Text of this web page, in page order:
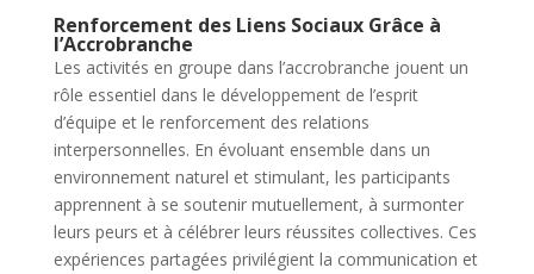
Renforcement des Liens Sociaux Grâce à
l’Accrobranche
Les activités en groupe dans l’accrobranche jouent un
rôle essentiel dans le développement de l’esprit
d’équipe et le renforcement des relations
interpersonnelles. En évoluant ensemble dans un
environnement naturel et stimulant, les participants
apprennent à se soutenir mutuellement, à surmonter
leurs peurs et à célébrer leurs réussites collectives. Ces
expériences partagées privilégient la communication et